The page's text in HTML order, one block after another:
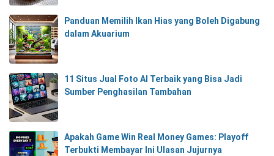
Panduan Memilih Ikan Hias yang Boleh Digabung
dalam Akuarium
11 Situs Jual Foto AI Terbaik yang Bisa Jadi
Sumber Penghasilan Tambahan
Apakah Game Win Real Money Games: Playoff
Terbukti Membayar Ini Ulasan Jujurnya